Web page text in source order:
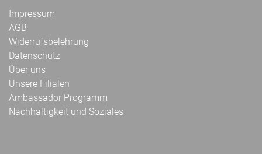
Impressum
AGB
Widerrufsbelehrung
Datenschutz
Über uns
Unsere Filialen
Ambassador Programm
Nachhaltigkeit und Soziales